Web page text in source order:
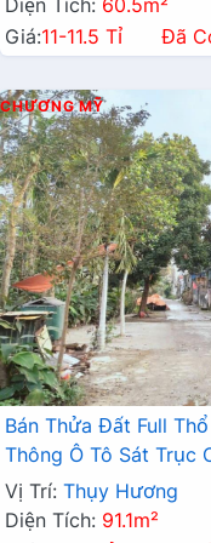
Giá:11-11.5 Tỉ Đã
CHƯƠNG MỸ
Bán Thửa Đất Full
Thông Ô Tô Sát Trục
Vị Trí: Thụy Hương
Diện Tích: 91.1m²